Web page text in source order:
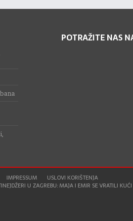
POTRAŽITE NAS
IMPRESSUM
USLOVI KORIŠTENJA
U ZAGREBU: MAJA I EMIR SE VRATILI KUĆI